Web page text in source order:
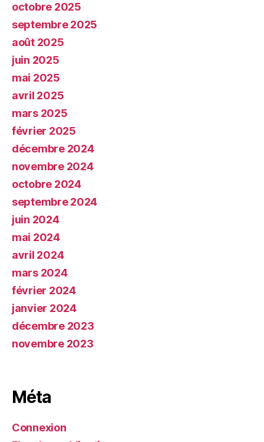
octobre 2025
septembre 2025
août 2025
juin 2025
mai 2025
avril 2025
mars 2025
février 2025
décembre 2024
novembre 2024
octobre 2024
septembre 2024
juin 2024
mai 2024
avril 2024
mars 2024
février 2024
janvier 2024
décembre 2023
novembre 2023
Méta
Connexion